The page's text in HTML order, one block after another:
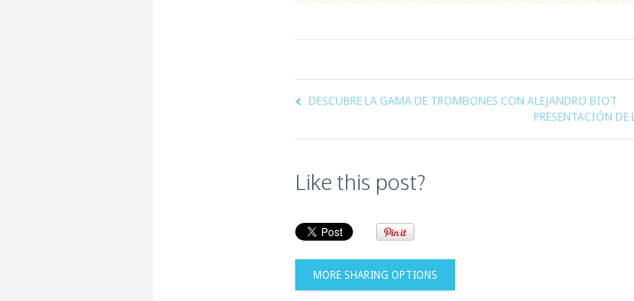
DESCUBRE LA GAMA DE TROMBONES CON ALEJANDRO BIOT
PRESENTACIÓN
Like this post?
MORE SHARING OPTIONS